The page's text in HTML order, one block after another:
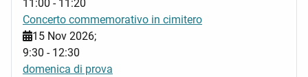
11:00 - 11:20
Concerto commemorativo in cimitero
15 Nov 2026;
9:30 - 12:30
domenica di prova